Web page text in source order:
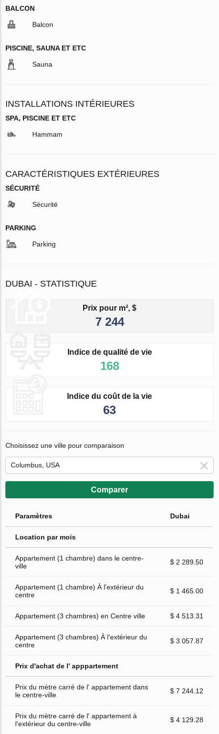
BALCON
Balcon
PISCINE, SAUNA ET ETC
Sauna
INSTALLATIONS INTÉRIEURES
SPA, PISCINE ET ETC
Hammam
CARACTÉRISTIQUES EXTÉRIEURES
SÉCURITÉ
Sécurité
PARKING
Parking
DUBAI - STATISTIQUE
Prix pour m², $
7 244
Indice de qualité de vie
168
Indice du coût de la vie
63
Choisissez une ville pour comparaison
Comparer
Paramètres Dubai
Location par mois
Appartement (1 chambre) dans le centre-
ville
$ 2 289.50
Appartement (1 chambre) À l'extérieur du
centre
$ 1 465.00
Appartement (3 chambres) en Centre ville $ 4 513.31
Appartement (3 chambres) À l'extérieur du
centre
$ 3 057.87
Prix d'achat de l' apppartement
Prix du mètre carré de l' appartement dans
le centre-ville
$ 7 244.12
Prix du mètre carré de l' appartement à
l'extérieur du centre-ville
$ 4 129.28